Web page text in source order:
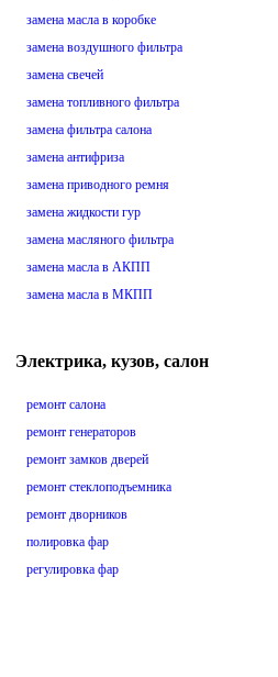
замена масла в коробке
замена воздушного фильтра
замена свечей
замена топливного фильтра
замена фильтра салона
замена антифриза
замена приводного ремня
замена жидкости гур
замена масляного фильтра
замена масла в АКПП
замена масла в МКПП
Электрика, кузов, салон
ремонт салона
ремонт генераторов
ремонт замков дверей
ремонт стеклоподъемника
ремонт дворников
полировка фар
регулировка фар